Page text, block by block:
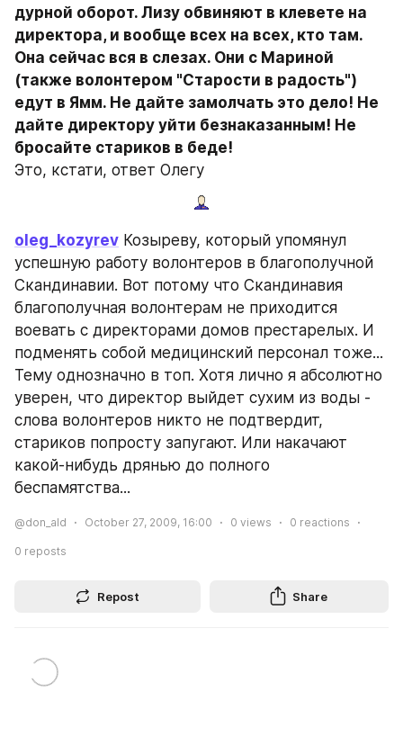
дурной оборот. Лизу обвиняют в клевете на
директора, и вообще всех на всех, кто там.
Она сейчас вся в слезах. Они с Мариной
(также волонтером "Старости в радость")
едут в Ямм. Не дайте замолчать это дело! Не
дайте директору уйти безнаказанным! Не
бросайте стариков в беде!
Это, кстати, ответ Олегу
oleg_kozyrev Козыреву, который упомянул
успешную работу волонтеров в благополучной
Скандинавии. Вот потому что Скандинавия
благополучная волонтерам не приходится
воевать с директорами домов престарелых. И
подменять собой медицинский персонал тоже...
Тему однозначно в топ. Хотя лично я абсолютно
уверен, что директор выйдет сухим из воды -
слова волонтеров никто не подтвердит,
стариков попросту запугают. Или накачают
какой-нибудь дрянью до полного
беспамятства...
@don_ald October 27, 2009, 16:00 0 views 0 reactions
0 reposts
Repost Share